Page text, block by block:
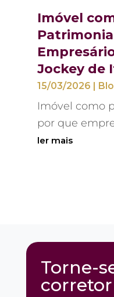
Imóvel
Jockey de
15/03/2026
Imóvel como
por que
ler mais
Torne-